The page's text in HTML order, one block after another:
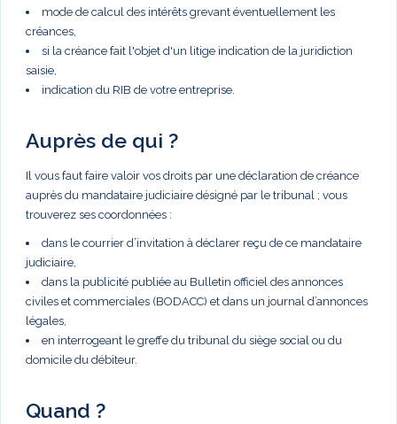
mode de calcul des intérêts grevant éventuellement les
créances,
si la créance fait l'objet d'un litige indication de la juridiction
saisie,
indication du RIB de votre entreprise.
Auprès de qui ?
Il vous faut faire valoir vos droits par une déclaration de créance
auprès du mandataire judiciaire désigné par le tribunal ; vous
trouverez ses coordonnées :
dans le courrier d’invitation à déclarer reçu de ce mandataire
judiciaire,
dans la publicité publiée au Bulletin officiel des annonces
civiles et commerciales (BODACC) et dans un journal d’annonces
légales,
en interrogeant le greffe du tribunal du siège social ou du
domicile du débiteur.
Quand ?